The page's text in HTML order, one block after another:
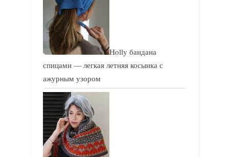
Holly бандана
спицами — легкая летняя косынка с
ажурным узором